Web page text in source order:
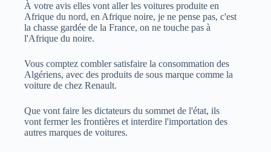
À votre avis elles vont aller les voitures produite en
Afrique du nord, en Afrique noire, je ne pense pas, c'est
la chasse gardée de la France, on ne touche pas à
l'Afrique du noire.
Vous comptez combler satisfaire la consommation des
Algériens, avec des produits de sous marque comme la
voiture de chez Renault.
Que vont faire les dictateurs du sommet de l'état, ils
vont fermer les frontières et interdire l'importation des
autres marques de voitures.